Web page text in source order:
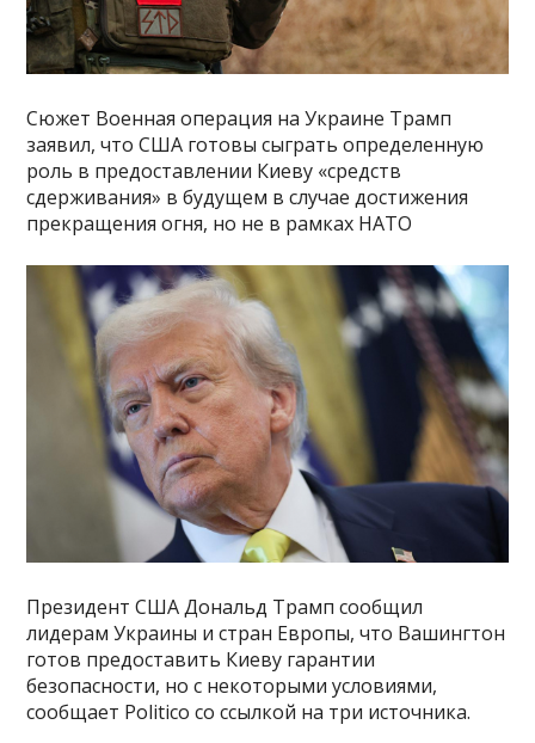
Сюжет Военная операция на Украине Трамп
заявил, что США готовы сыграть определенную
роль в предоставлении Киеву «средств
сдерживания» в будущем в случае достижения
прекращения огня, но не в рамках НАТО
Президент США Дональд Трамп сообщил
лидерам Украины и стран Европы, что Вашингтон
готов предоставить Киеву гарантии
безопасности, но с некоторыми условиями,
сообщает Politico со ссылкой на три источника.